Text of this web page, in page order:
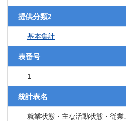
提供分類2
基本集計
表番号
1
統計表名
就業状態・主な活動状態・従業